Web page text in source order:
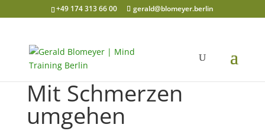
+49 174 313 66 00 gerald@blomeyer.berlin
Mit Schmerzen
umgehen